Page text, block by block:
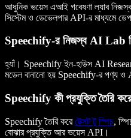
আধুনিক ভয়েস এআই গবেষণা ল্যাব
সিস্টেম ও ডেভেলপার API-র মাধ্যমে
Speechify-র নিজস্ব AI Lab
হ্যাঁ। Speechify ইন-হাউস AI
মডেল বানানো হয় Speechify-র পণ্য ও
Speechify কী প্রযুক্তি তৈরি
Speechify তৈরি করেটেক্সট টু স্পিচ,
বোঝার প্রযুক্তি আর ভয়েস API।